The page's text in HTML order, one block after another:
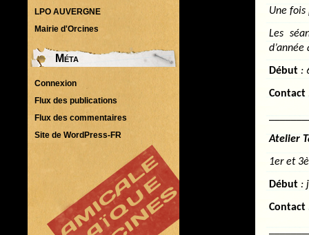
Une fois
Les
Début :
Contact
Atelier
1er et
Début :
Contact
LPO AUVERGNE
Mairie d'Orcines
Méta
Connexion
Flux des publications
Flux des commentaires
Site de WordPress-FR